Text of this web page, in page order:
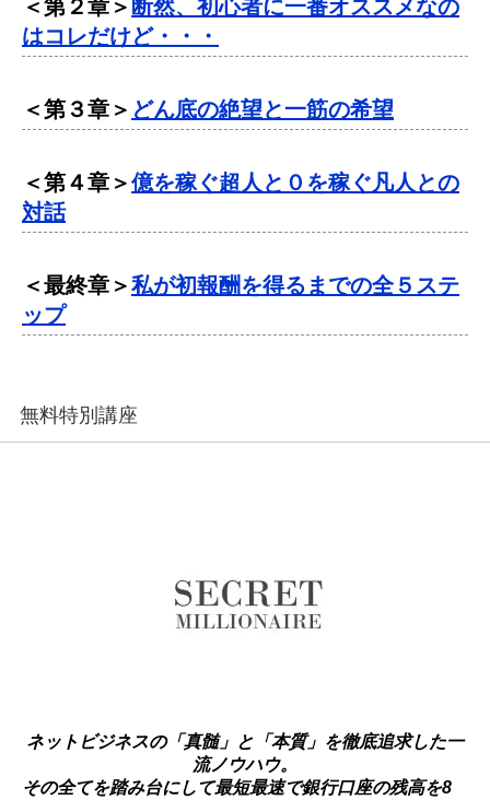
＜第２章＞ 断然、初心者に一番オススメなの
はコレだけど・・・
＜第３章＞ どん底の絶望と一筋の希望
＜第４章＞億を稼ぐ超人と０を稼ぐ凡人との
対話
＜最終章＞私が初報酬を得るまでの全５ステ
ップ
無料特別講座
ネットビジネスの「真髄」と「本質」を徹底追求した一
流ノウハウ。
その全てを踏み台にして最短最速で銀行口座の残高を8